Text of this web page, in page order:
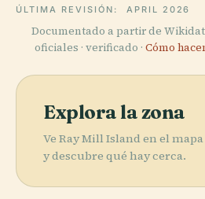
ÚLTIMA REVISIÓN: APRIL 2026
Documentado a partir de
oficiales · verificado · Cómo
Explora la zona
Ve Ray Mill Island en el mapa
y descubre qué hay cerca.